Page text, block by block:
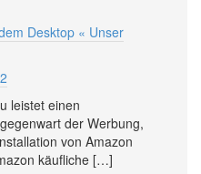
Desktop « Unser
leistet einen
der Werbung,
von Amazon
käufliche […]